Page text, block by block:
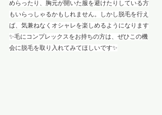
めらったり、胸元が開いた服を避けたりしている方
もいらっしゃるかもしれません。しかし脱毛を行え
ば、気兼ねなくオシャレを楽しめるようになります
✨毛にコンプレックスをお持ちの方は、ぜひこの機
会に脱毛を取り入れてみてほしいです✨